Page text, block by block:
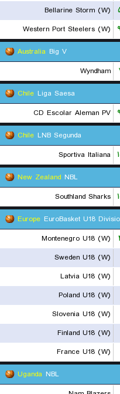
Bellarine Storm (W)
Western Port Steelers (W)
Australia Big V
Wyndham
Chile Liga Saesa
CD Escolar Aleman PV
Chile LNB Segunda
Sportiva Italiana
New Zealand NBL
Southland Sharks
Europe EuroBasket U18
Montenegro U18 (W)
Sweden U18 (W)
Latvia U18 (W)
Poland U18 (W)
Slovenia U18 (W)
Finland U18 (W)
France U18 (W)
Uganda NBL